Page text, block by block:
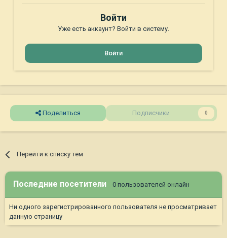
Войти
Уже есть аккаунт? Войти в систему.
Войти
Поделиться Подписчики 0
Перейти к списку тем
Последние посетители 0 пользователей онлайн
Ни одного зарегистрированного пользователя не просматривает
данную страницу